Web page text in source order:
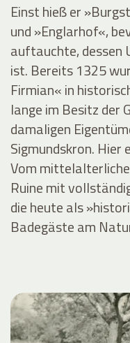
Einst hieß er
und »Englarhof«,
auftauchte, dessen
ist. Bereits 1325
Firmian« in
lange im Besitz der
damaligen
Sigmundskron.
Vom
Ruine mit
die heute als
Badegäste am